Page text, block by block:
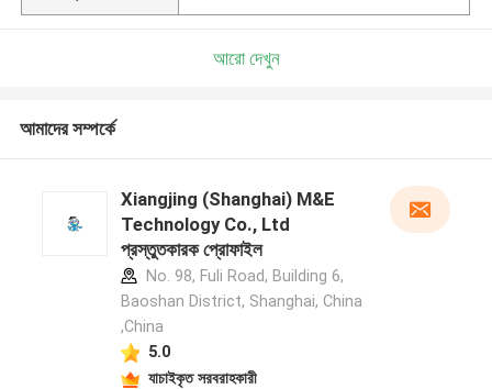
আরো দেখুন
আমাদের সম্পর্কে
Xiangjing (Shanghai) M&E
Technology Co., Ltd
প্রস্তুতকারক প্রোফাইল
No. 98, Fuli Road, Building 6,
Baoshan District, Shanghai, China
,China
5.0
যাচাইকৃত সরবরাহকারী